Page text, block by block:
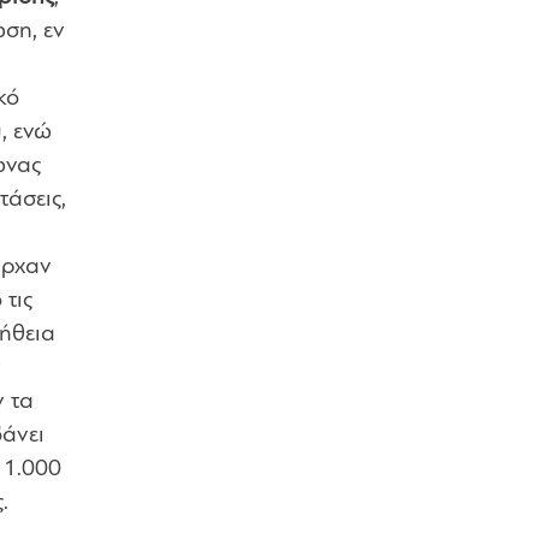
εν
ενώ
τα
1.000